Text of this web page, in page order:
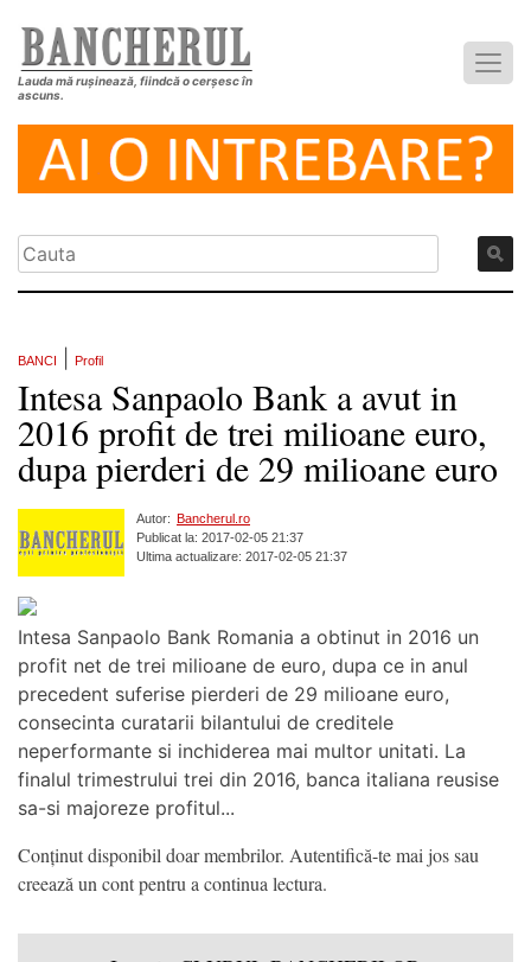
Lauda mă rușinează, fiindcă o cerșesc în
ascuns.
BANCI Profil
Intesa Sanpaolo Bank a avut in
2016 profit de trei milioane euro,
dupa pierderi de 29 milioane euro
Autor: Bancherul.ro
Publicat la: 2017-02-05 21:37
Ultima actualizare: 2017-02-05 21:37
Intesa Sanpaolo Bank Romania a obtinut in 2016 un
profit net de trei milioane de euro, dupa ce in anul
precedent suferise pierderi de 29 milioane euro,
consecinta curatarii bilantului de creditele
neperformante si inchiderea mai multor unitati. La
finalul trimestrului trei din 2016, banca italiana reusise
sa-si majoreze profitul...
Conținut disponibil doar membrilor. Autentifică-te mai jos sau
creează un cont pentru a continua lectura.